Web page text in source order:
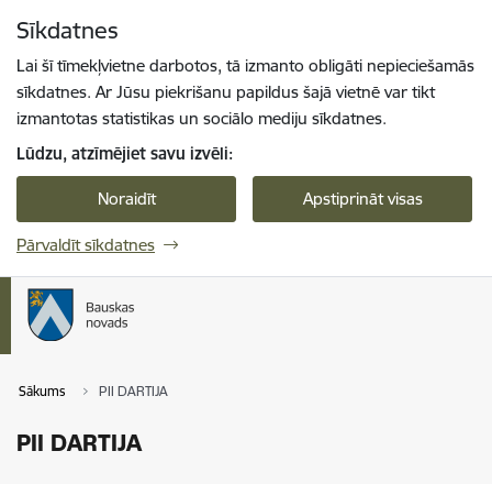
Sīkdatnes
Lai šī tīmekļvietne darbotos, tā izmanto obligāti nepieciešamās
sīkdatnes. Ar Jūsu piekrišanu papildus šajā vietnē var tikt
izmantotas statistikas un sociālo mediju sīkdatnes.
Lūdzu, atzīmējiet savu izvēli:
Noraidīt Apstiprināt visas
Pārvaldīt sīkdatnes
Sākums PII DARTIJA
PII DARTIJA